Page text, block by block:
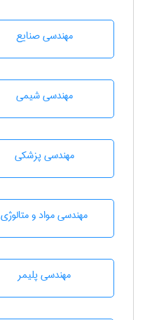
مهندسی صنايع
مهندسي شيمی
مهندسی پزشکی
مهندسی مواد و متالوژی
مهندسی پليمر